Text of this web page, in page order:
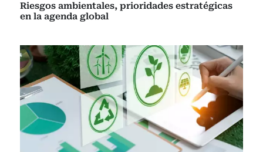
Riesgos ambientales, prioridades estratégicas
en la agenda global